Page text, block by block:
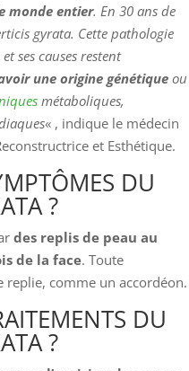
monde entier. En 30 ans de
gyrata. Cette pathologie
et ses causes restent
une origine génétiqueou
métaboliques,
« , indique le médecin
et Esthétique.
DU
?
des replis de peau au
de la face. Toute
replie, comme un accordéon.
DU
?